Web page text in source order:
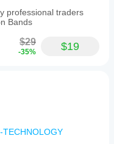
professional traders
Bands
$29
-35% $19